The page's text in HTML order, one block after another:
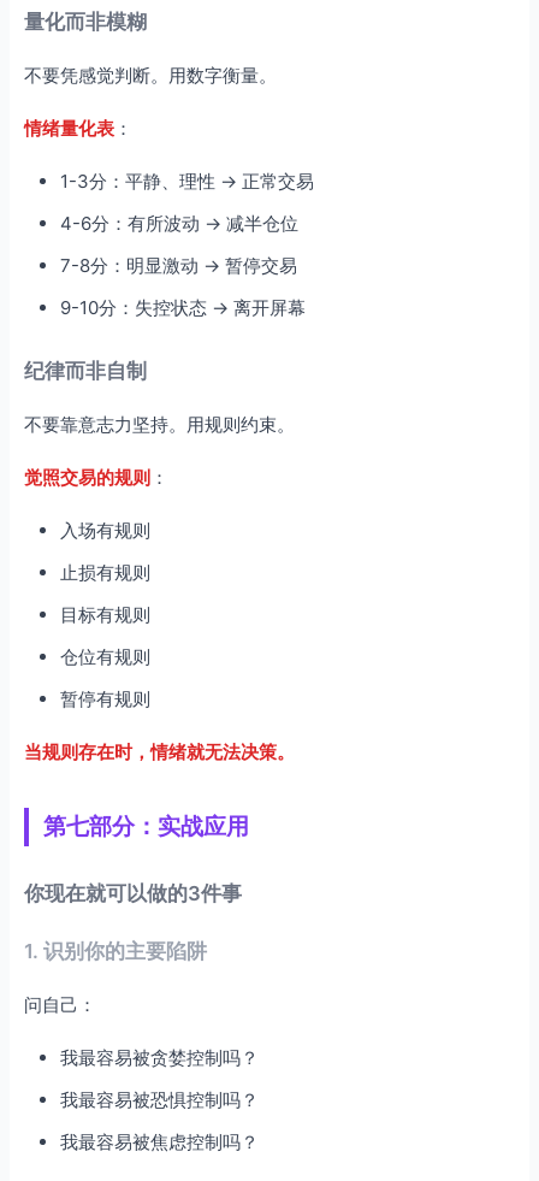
量化而非模糊
不要凭感觉判断。用数字衡量。
情绪量化表 ：
1-3分：平静、理性 → 正常交易
4-6分：有所波动 → 减半仓位
7-8分：明显激动 → 暂停交易
9-10分：失控状态 → 离开屏幕
纪律而非自制
不要靠意志力坚持。用规则约束。
觉照交易的规则 ：
入场有规则
止损有规则
目标有规则
仓位有规则
暂停有规则
当规则存在时，情绪就无法决策。
第七部分：实战应用
你现在就可以做的3件事
1. 识别你的主要陷阱
问自己：
我最容易被贪婪控制吗？
我最容易被恐惧控制吗？
我最容易被焦虑控制吗？